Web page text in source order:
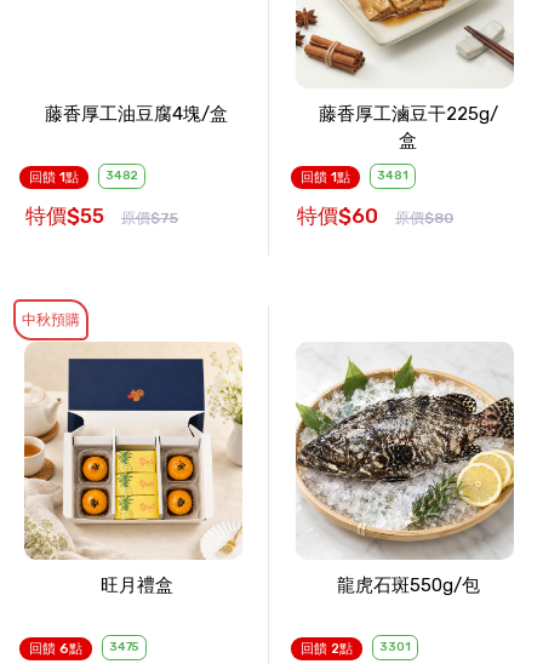
藤香厚工油豆腐4塊/盒
回饋 1點 3482
特價$55 原價$75
藤香厚工滷豆干225g/
盒
回饋 1點 3481
特價$60 原價$80
旺月禮盒
回饋 6點 3475
中秋預購
龍虎石斑550g/包
回饋 2點 3301